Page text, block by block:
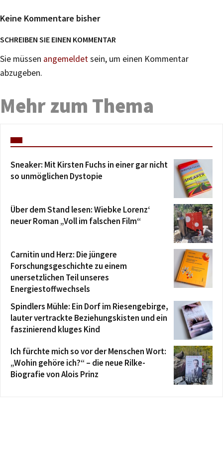
Keine Kommentare bisher
SCHREIBEN SIE EINEN KOMMENTAR
Sie müssen angemeldetsein, um einen Kommentar
abzugeben.
Mehr zum Thema
Sneaker: Mit Kirsten Fuchs in einer gar nicht
so unmöglichen Dystopie
Über dem Stand lesen: Wiebke Lorenz‘
neuer Roman „Voll im falschen Film“
Carnitin und Herz: Die jüngere
Forschungsgeschichte zu einem
unersetzlichen Teil unseres
Energiestoffwechsels
Spindlers Mühle: Ein Dorf im Riesengebirge,
lauter vertrackte Beziehungskisten und ein
faszinierend kluges Kind
Ich fürchte mich so vor der Menschen Wort:
„Wohin gehöre ich?“ – die neue Rilke-
Biografie von Alois Prinz